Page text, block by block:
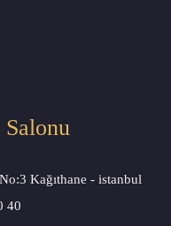
Kağıthane - istanbul
40